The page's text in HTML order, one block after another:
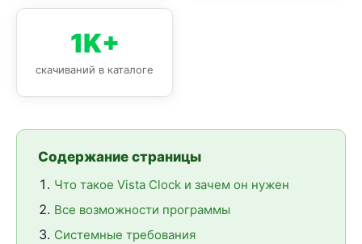
1K+
скачиваний в каталоге
Содержание страницы
Что такое Vista Clock и зачем он нужен
Все возможности программы
Системные требования